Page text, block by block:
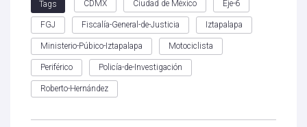
Tags CDMX Ciudad de México Eje-6
FGJ Fiscalía-General-de-Justicia Iztapalapa
Ministerio-Púbico-Iztapalapa Motociclista
Periférico Policía-de-Investigación
Roberto-Hernández